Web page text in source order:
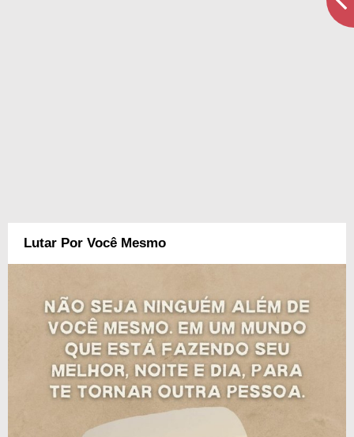
Lutar Por Você Mesmo